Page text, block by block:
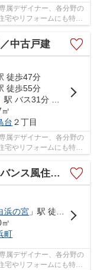
属デザイナー、各分野の
宅やリフォームにも特化
中古戸建
徒歩47分
徒歩55分
駅 バス31分 「白鳥台３丁目」 停歩7分
台 ２丁目
属デザイナー、各分野の
宅やリフォームにも特化
／姫路市白浜町
浜の宮 」駅 徒歩11分
町
属デザイナー、各分野の
宅やリフォームにも特化